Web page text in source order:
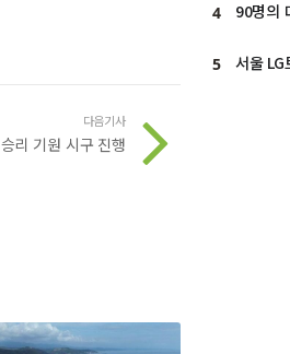
다음기사
승리 기원 시구 진행
4 90명의
5 서울 LG